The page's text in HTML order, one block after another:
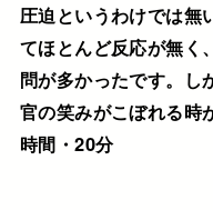
圧迫というわけでは無
てほとんど反応が無く
問が多かったです。し
官の笑みがこぼれる時
時間・20分